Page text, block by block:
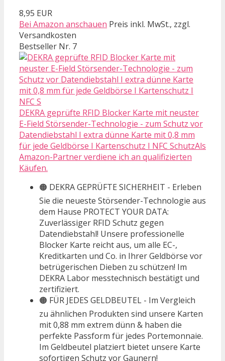
8,95 EUR
Bei Amazon anschauen Preis inkl. MwSt., zzgl.
Versandkosten
Bestseller Nr. 7
DEKRA geprüfte RFID Blocker Karte mit neuster
E-Field Störsender-Technologie - zum Schutz vor
Datendiebstahl I extra dünne Karte mit 0,8 mm
für jede Geldbörse I Kartenschutz I NFC SchutzAls
Amazon-Partner verdiene ich an qualifizierten
Käufen.
🟠 DEKRA GEPRÜFTE SICHERHEIT - Erleben
Sie die neueste Störsender-Technologie aus
dem Hause PROTECT YOUR DATA:
Zuverlässiger RFID Schutz gegen
Datendiebstahl! Unsere professionelle
Blocker Karte reicht aus, um alle EC-,
Kreditkarten und Co. in Ihrer Geldbörse vor
betrügerischen Dieben zu schützen! Im
DEKRA Labor messtechnisch bestätigt und
zertifiziert.
🟠 FÜR JEDES GELDBEUTEL - Im Vergleich
zu ähnlichen Produkten sind unsere Karten
mit 0,88 mm extrem dünn & haben die
perfekte Passform für jedes Portemonnaie.
Im Geldbeutel platziert bietet unsere Karte
sofortigen Schutz vor Gaunern!